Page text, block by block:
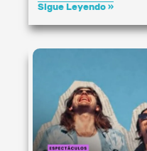
Sigue Leyendo »